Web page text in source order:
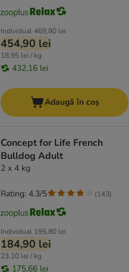
Individual469,80 lei
454,90 lei
18,95 lei / kg
432,16 lei
Adaugă în coș
Concept for Life French
Bulldog Adult
2 x 4 kg
Individual 195,80 lei
184,90 lei
23,10 lei / kg
175,66 lei
Rating: 4.3/5 (143)